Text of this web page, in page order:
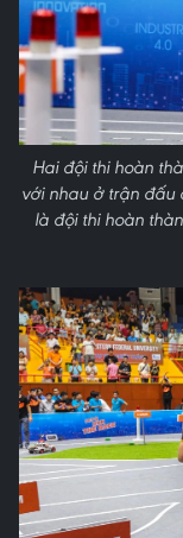
Hai đội thi hoàn
với nhau ở trận đấu
là đội thi hoàn